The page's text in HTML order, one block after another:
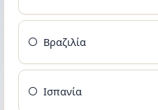
Βραζιλία
Ισπανία